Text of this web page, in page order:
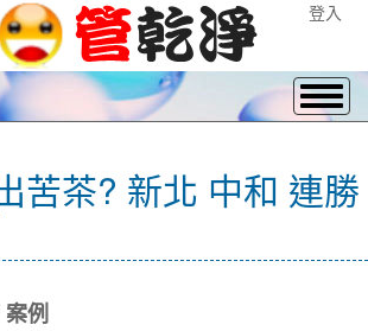
登入
苦茶? 新北 中和 連勝
例